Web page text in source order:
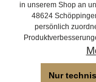
in unserem Shop an
48624
persönlich
Nur